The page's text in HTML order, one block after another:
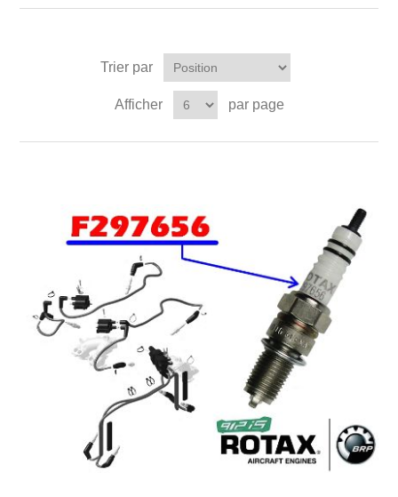
Trier par
Afficher par page